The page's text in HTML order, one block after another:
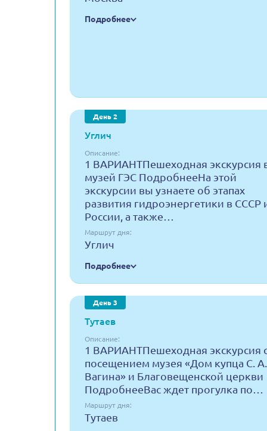
Подробнее
День 2
Углич
Описание:
1 ВАРИАНТПешеходная экскурсия
музей ГЭС ПодробнееНа этой
экскурсии вы узнаете об этапах
развития гидроэнергетики в СССР
России, а также…
Маршрут дня:
Углич
Подробнее
День 3
Тутаев
Описание:
1 ВАРИАНТПешеходная экскурсия
посещением музея «Дом купца С. А.
Вагина» и Благовещенской церкви
ПодробнееВас ждет прогулка по…
Маршрут дня:
Тутаев